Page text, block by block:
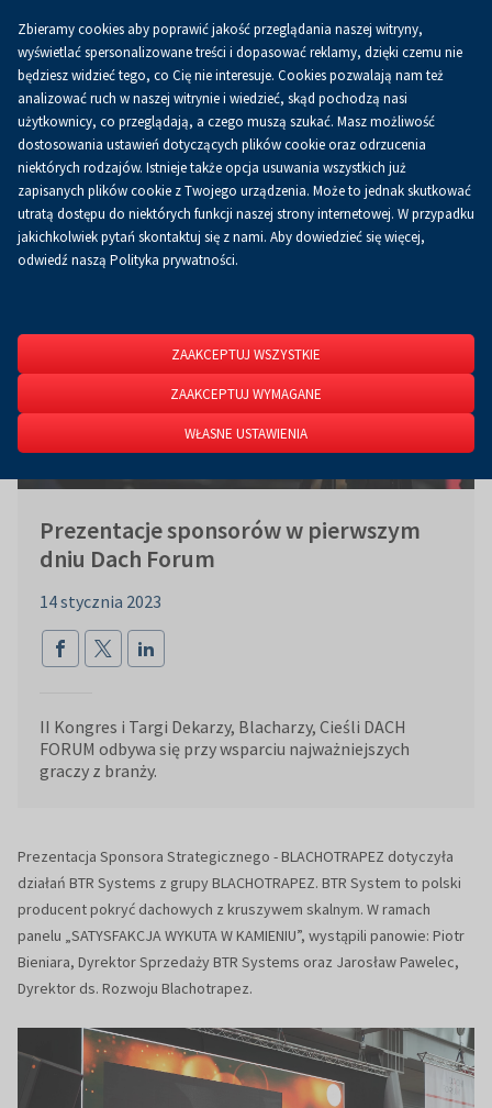
0.00 złKoszykPL
Strona główna O firmie Aktualności
Aktualności
Prezentacje sponsorów w pierwszym
dniu Dach Forum
14 stycznia 2023
II Kongres i Targi Dekarzy, Blacharzy, Cieśli DACH
FORUM odbywa się przy wsparciu najważniejszych
graczy z branży.
Prezentacja Sponsora Strategicznego - BLACHOTRAPEZ dotyczyła
działań BTR Systems z grupy BLACHOTRAPEZ. BTR System to polski
producent pokryć dachowych z kruszywem skalnym. W ramach
panelu „SATYSFAKCJA WYKUTA W KAMIENIU”, wystąpili panowie: Piotr
Bieniara, Dyrektor Sprzedaży BTR Systems oraz Jarosław Pawelec,
Dyrektor ds. Rozwoju Blachotrapez.
Zbieramy cookies aby poprawić jakość przeglądania naszej witryny,
wyświetlać spersonalizowane treści i dopasować reklamy, dzięki czemu nie
będziesz widzieć tego, co Cię nie interesuje. Cookies pozwalają nam też
analizować ruch w naszej witrynie i wiedzieć, skąd pochodzą nasi
użytkownicy, co przeglądają, a czego muszą szukać. Masz możliwość
dostosowania ustawień dotyczących plików cookie oraz odrzucenia
niektórych rodzajów. Istnieje także opcja usuwania wszystkich już
zapisanych plików cookie z Twojego urządzenia. Może to jednak skutkować
utratą dostępu do niektórych funkcji naszej strony internetowej. W przypadku
jakichkolwiek pytań skontaktuj się z nami. Aby dowiedzieć się więcej,
odwiedź naszą Polityka prywatności.
ZAAKCEPTUJ WSZYSTKIE
ZAAKCEPTUJ WYMAGANE
WŁASNE USTAWIENIA